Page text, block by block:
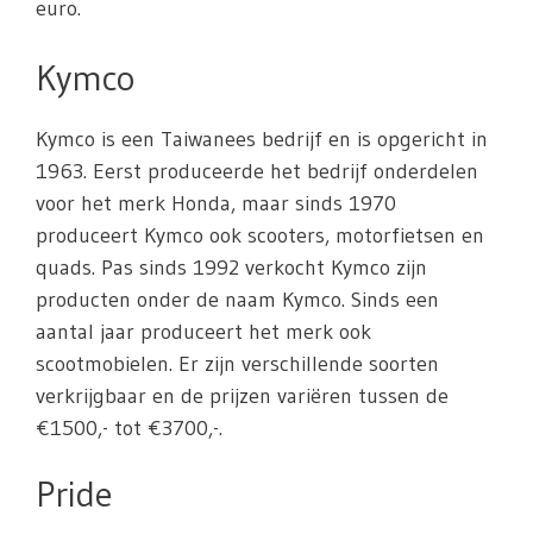
euro.
Kymco
Kymco is een Taiwanees bedrijf en is opgericht in
1963. Eerst produceerde het bedrijf onderdelen
voor het merk Honda, maar sinds 1970
produceert Kymco ook scooters, motorfietsen en
quads. Pas sinds 1992 verkocht Kymco zijn
producten onder de naam Kymco. Sinds een
aantal jaar produceert het merk ook
scootmobielen. Er zijn verschillende soorten
verkrijgbaar en de prijzen variëren tussen de
€1500,- tot €3700,-.
Pride